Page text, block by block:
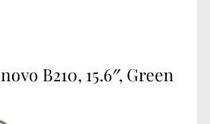
B210, 15.6″, Green